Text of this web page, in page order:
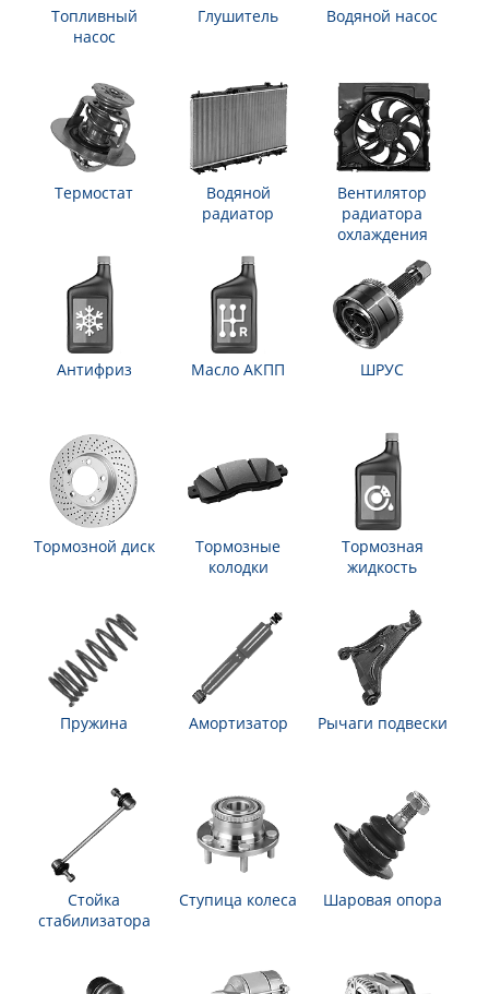
Топливный
насос
Глушитель Водяной насос
Термостат
Водяной
радиатор
Вентилятор
радиатора
охлаждения
Антифриз Масло АКПП ШРУС
Тормозной диск
Тормозные
колодки
Тормозная
жидкость
Пружина Амортизатор Рычаги подвески
Стойка
стабилизатора
Ступица колеса Шаровая опора